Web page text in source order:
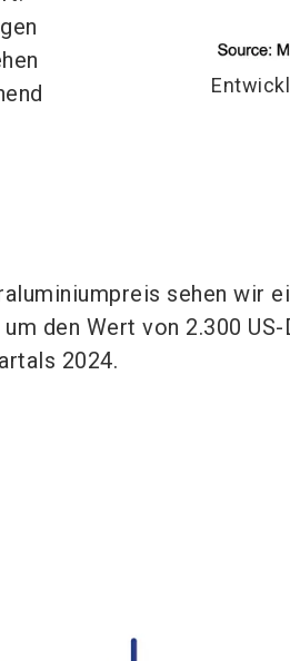
sehen wir
den Wert von 2.300
2024.